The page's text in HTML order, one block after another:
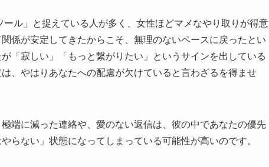
ル」と捉えている人が多く、女性ほどマメなやり取りが得意
係が安定してきたからこそ、無理のないペースに戻ったとい
「寂しい」「もっと繋がりたい」というサインを出している
、やはりあなたへの配慮が欠けていると言わざるを得ませ
端に減った連絡や、愛のない返信は、彼の中であなたの優先
らない」状態になってしまっている可能性が高いのです。